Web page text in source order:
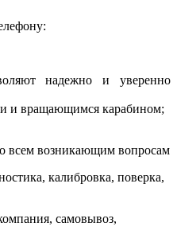
надежно и уверенно
и вращающимся карабином;
всем возникающим вопросам
калибровка, поверка,
самовывоз,